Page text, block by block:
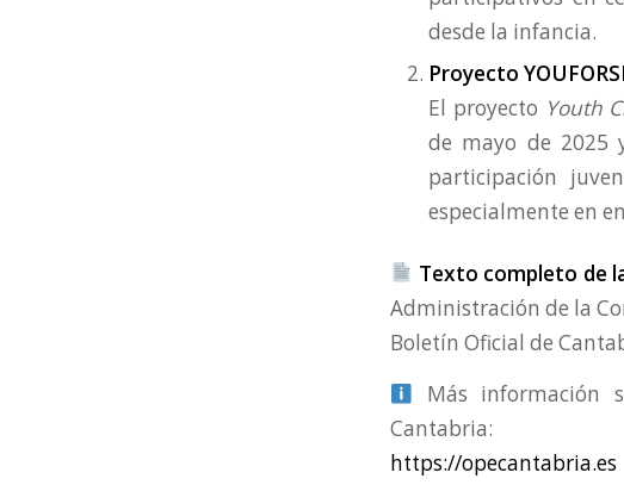
desde la infancia.
Proyecto
El proyecto Youth
de mayo de 2025
participación
especialmente en
Texto completo de
Administración de la
Boletín Oficial de
Más información
Cantabria:
https://opecantabria.es